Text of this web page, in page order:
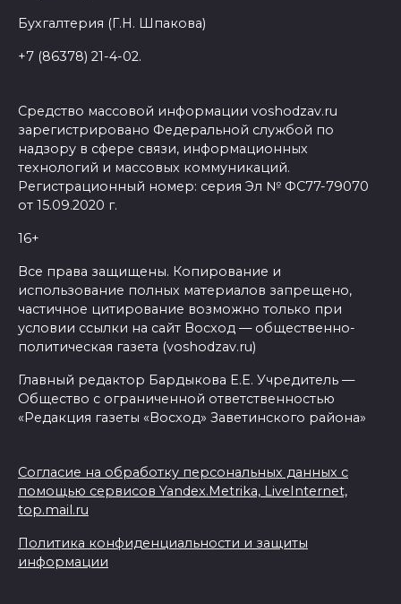
Бухгалтерия (Г.Н. Шпакова)
+7 (86378) 21-4-02.
Средство массовой информации voshodzav.ru
зарегистрировано Федеральной службой по
надзору в сфере связи, информационных
технологий и массовых коммуникаций.
Регистрационный номер: серия Эл № ФС77-79070
от 15.09.2020 г.
16+
Все права защищены. Копирование и
использование полных материалов запрещено,
частичное цитирование возможно только при
условии ссылки на сайт Восход — общественно-
политическая газета (voshodzav.ru)
Главный редактор Бардыкова Е.Е. Учредитель —
Общество с ограниченной ответственностью
«Редакция газеты «Восход» Заветинского района»
Согласие на обработку персональных данных с
помощью сервисов Yandex.Metrika, LiveInternet,
top.mail.ru
Политика конфиденциальности и защиты
информации